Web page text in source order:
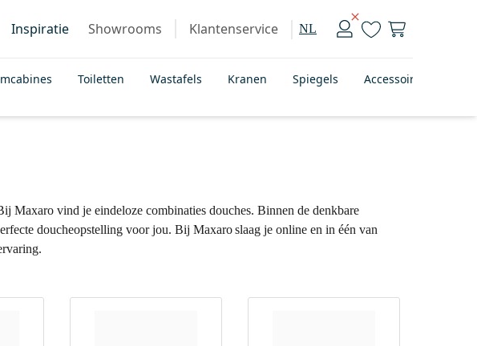
Inspiratie Showrooms Klantenservice NL
Toiletten Wastafels Kranen Spiegels Accessoires
Maxaro vind je eindeloze combinaties douches. Binnen de denkbare
doucheopstelling voor jou. Bij Maxaro slaag je online en in één van